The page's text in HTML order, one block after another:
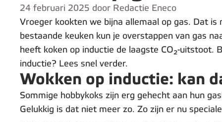
24 februari 2025 door Redactie Eneco
Vroeger kookten we bijna allemaal op gas. Dat is
bestaande keuken kun je overstappen van gas
heeft koken op inductie de laagste CO₂-uitstoot.
inductie? Lees snel verder.
Wokken op inductie: kan
Sommige hobbykoks zijn erg gehecht aan hun
Gelukkig is dat niet meer zo. Zo zijn er nu